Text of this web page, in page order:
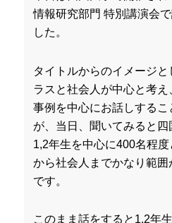
情報研究部門 特別講演会
した。
タイトルからのイメージ
ラスと社会人が中心と考
事例を中心にお話しする
が、当日、聞いてみると
1,2年生を中心に400名程
から社会人までかなり範
です。
このまま話をすると1,2年